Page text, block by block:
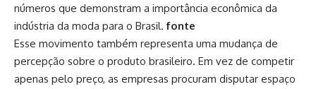
números que demonstram a importância econômica da
indústria da moda para o Brasil.fonte
Esse movimento também representa uma mudança de
percepção sobre o produto brasileiro. Em vez de competir
apenas pelo preço, as empresas procuram disputar espaço